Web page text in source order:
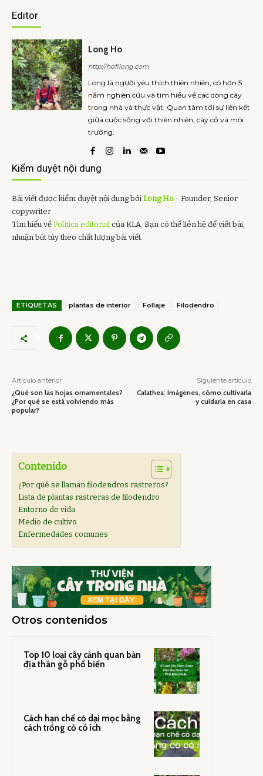
Editor
Long Ho
http://hofilong.com
Long là người yêu thích thiên nhiên, có hơn 5
năm nghiên cứu và tìm hiểu về các dòng cây
trong nhà và thực vật. Quan tâm tới sự liên kết
giữa cuộc sống với thiên nhiên, cây cỏ và môi
trường.
Kiểm duyệt nội dung
Bài viết được kiểm duyệt nội dung bởi Long Ho - Founder, Senior
copywriter
Tìm hiểu về Política editorial của KLA. Bạn có thể liên hệ để viết bài,
nhuận bút tùy theo chất lượng bài viết.
ETIQUETAS plantas de interior Follaje Filodendro
Artículo anterior
¿Qué son las hojas ornamentales?
¿Por qué se está volviendo más
popular?
Siguiente artículo
Calathea: Imágenes, cómo cultivarla
y cuidarla en casa
Contenido
¿Por qué se llaman filodendros rastreros?
Lista de plantas rastreras de filodendro
Entorno de vida
Medio de cultivo
Enfermedades comunes
Otros contenidos
Top 10 loại cây cảnh quan bản
địa thân gỗ phổ biến
Cách hạn chế cỏ dại mọc bằng
cách trồng cỏ có ích